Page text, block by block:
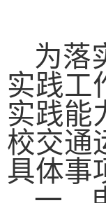
为落
实践工
实践能
校交通
具体事